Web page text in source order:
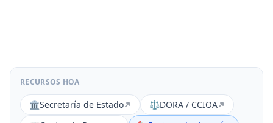
RECURSOS HOA
🏛️Secretaría de Estado ⚖️DORA / CCIOA